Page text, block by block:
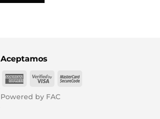
Aceptamos
American
Visa
MasterCard
Powered by FAC